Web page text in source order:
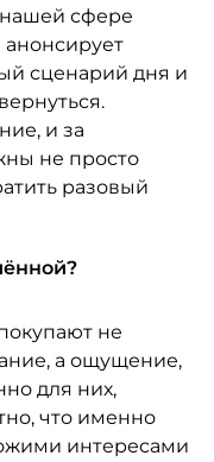
сфере
сценарий дня и
и за
не просто
разовый
не
а ощущение,
для них,
что именно
интересами